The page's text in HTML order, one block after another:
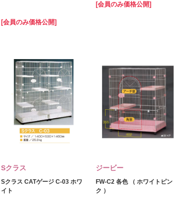
[会員のみ価格公開]
[会員のみ価格公開]
Sクラス
Sクラス CATゲージ C‐03 ホワ
イト
ジービー
FW-C2 各色 （ ホワイトピン
ク ）